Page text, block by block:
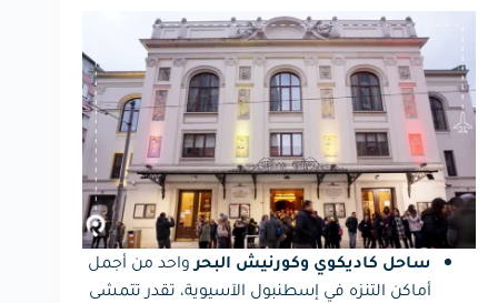
ساحل كاديكوي وكورنيش البحر واحد من أجمل
أماكن التنزه في إسطنبول الآسيوية، تقدر تتمشى